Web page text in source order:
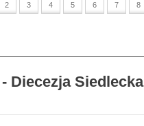
2 3 4 5 6 7 8
Diecezja Siedlecka